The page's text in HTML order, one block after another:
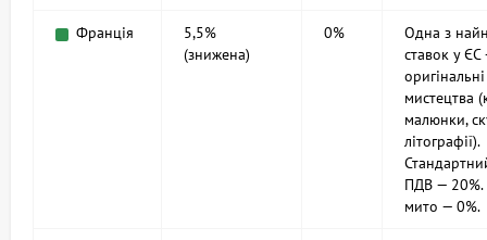
Франція
5,5%
(знижена)
0%
Одна з
ставок у
мистецтва
малюнки,
літографії).
ПДВ —
мито — 0%.